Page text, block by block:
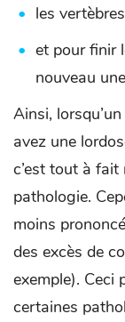
les
et pour finir
nouveau
Ainsi,
avez une
c’est tout à
pathologie.
moins
des excès de
exemple). Ceci
certaines